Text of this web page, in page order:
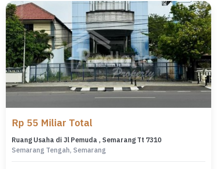
Rp 55 Miliar Total
Ruang Usaha di Jl Pemuda , Semarang Tt 7310
Semarang Tengah, Semarang